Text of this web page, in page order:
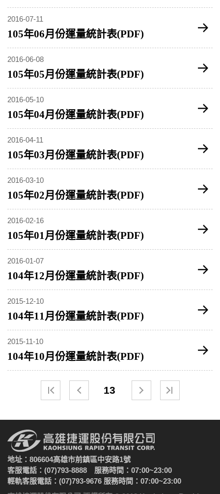
2016-07-11
105年06月份運量統計表(PDF)
2016-06-08
105年05月份運量統計表(PDF)
2016-05-10
105年04月份運量統計表(PDF)
2016-04-11
105年03月份運量統計表(PDF)
2016-03-10
105年02月份運量統計表(PDF)
2016-02-16
105年01月份運量統計表(PDF)
2016-01-07
104年12月份運量統計表(PDF)
2015-12-10
104年11月份運量統計表(PDF)
2015-11-10
104年10月份運量統計表(PDF)
13
地址：806604高雄市前鎮區中安路1號
客服電話：(07)793-8888 服務時間：07:00~23:00
輕軌客服電話：(07)793-9676 服務時間：07:00~23:00